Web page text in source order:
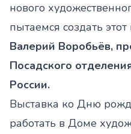
нового
пытаемся создать
Валерий Воробьёв,
Посадского
России.
Выставка ко Дню
работать в Доме